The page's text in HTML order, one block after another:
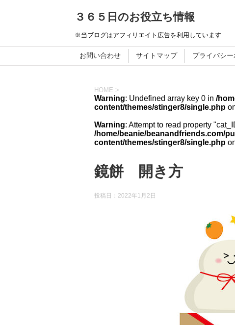
３６５日のお役立ち情報
※当ブログはアフィリエイト広告を利用しています
お問い合わせ サイトマップ プライバシ
HOME >
Warning: Undefined array key 0 in /
content/themes/stinger8/single.php
Warning: Attempt to read property
/home/beanie/beanandfriends.com/
content/themes/stinger8/single.php
鏡餅 開き方
投稿日： 2022年1月2日